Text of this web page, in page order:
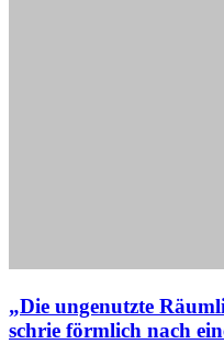
„Die ungenutzte
schrie förmlich nach